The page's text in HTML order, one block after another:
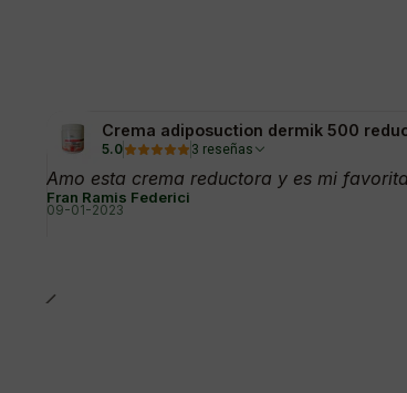
Crema adiposuction dermik 500
5.0 3 reseñas
Amo esta crema reductora y es mi
Fran Ramis Federici
09-01-2023